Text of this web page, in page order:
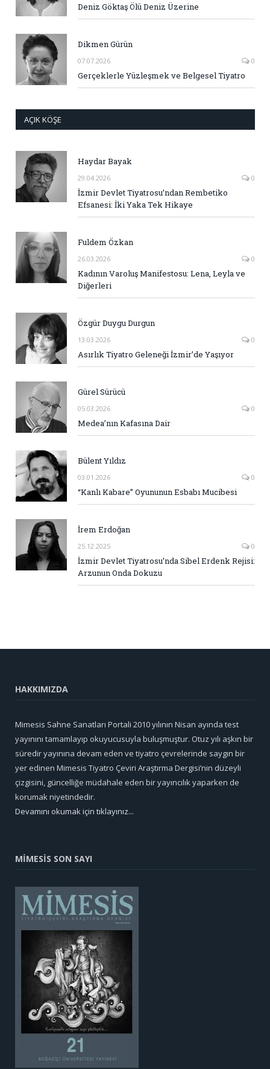
Deniz Göktaş Ölü Deniz Üzerine
Dikmen Gürün
07.07.2026 0
Gerçeklerle Yüzleşmek ve Belgesel Tiyatro
AÇIK KÖŞE
Haydar Bayak
29.04.2026 0
İzmir Devlet Tiyatrosu’ndan Rembetiko
Efsanesi: İki Yaka Tek Hikaye
Fuldem Özkan
26.03.2026 0
Kadının Varoluş Manifestosu: Lena, Leyla ve
Diğerleri
Özgür Duygu Durgun
13.03.2026 0
Asırlık Tiyatro Geleneği İzmir’de Yaşıyor
Gürel Sürücü
05.03.2026 0
Medea’nın Kafasına Dair
Bülent Yıldız
03.01.2026 0
“Kanlı Kabare” Oyununun Esbabı Mucibesi
İrem Erdoğan
25.12.2025 0
İzmir Devlet Tiyatrosu’nda Sibel Erdenk Rejisi:
Arzunun Onda Dokuzu
HAKKIMIZDA
Mimesis Sahne Sanatları Portali 2010 yılının Nisan ayında test
yayınını tamamlayıp okuyucusuyla buluşmuştur. Otuz yılı aşkın bir
süredir yayınına devam eden ve tiyatro çevrelerinde saygın bir
yer edinen Mimesis Tiyatro Çeviri Araştırma Dergisi’nin düzeyli
çizgisini, güncelliğe müdahale eden bir yayıncılık yaparken de
korumak niyetindedir.
Devamını okumak için tıklayınız...
MİMESİS SON SAYI